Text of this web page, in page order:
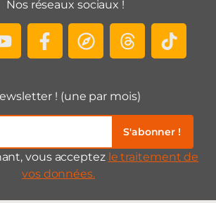
Nos réseaux sociaux !
! (une par mois)
S'abonner !
vous acceptez le traitement de
vos données.